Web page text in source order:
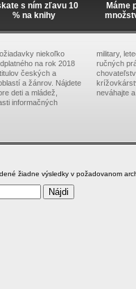
s ním zľavu 10
% na knihy
Máme
niekoľko
na rok 2018
českých a
a žánrov. Nájdete
deti a mládež,
informačných
military,
ručných
neváhajte a
žiadne výsledky v požadovanom